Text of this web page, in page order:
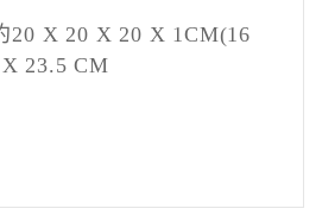
20 X 20 X 20 X 1CM(16
23.5 CM